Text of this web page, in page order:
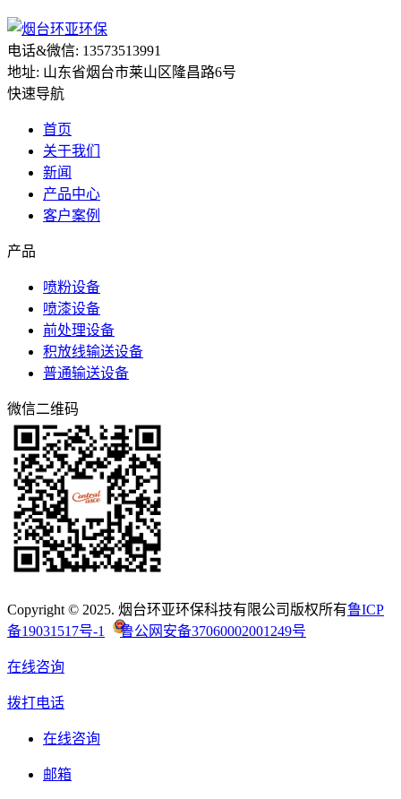
电话&微信: 13573513991
地址: 山东省烟台市莱山区隆昌路6号
快速导航
首页
关于我们
新闻
产品中心
客户案例
产品
喷粉设备
喷漆设备
前处理设备
积放线输送设备
普通输送设备
微信二维码
Copyright © 2025. 烟台环亚环保科技有限公司版权所有鲁ICP
备19031517号-1
鲁公网安备37060002001249号
在线咨询
拨打电话
在线咨询
邮箱